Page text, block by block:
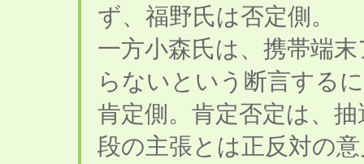
ず、福野氏は否定側。
一方小森氏は、携帯端
らないという断言する
肯定側。肯定否定は、
段の主張とは正反対の